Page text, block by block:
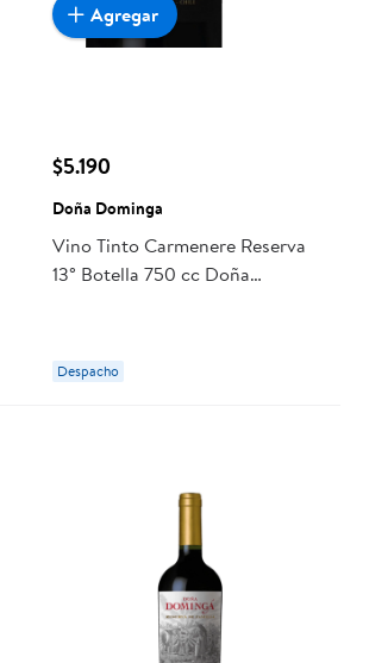
$5.190
Doña Dominga
Vino Tinto Carmenere Reserva
13° Botella 750 cc Doña
Despacho
Agregar